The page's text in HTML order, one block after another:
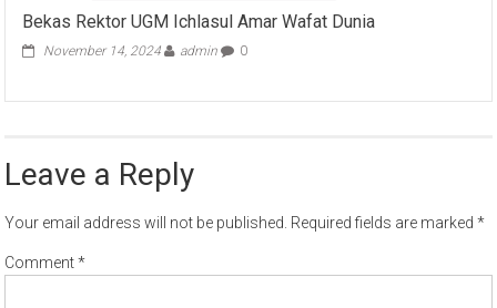
Bekas Rektor UGM Ichlasul Amar Wafat Dunia
November 14, 2024 admin 0
Leave a Reply
Your email address will not be published. Required fields are marked*
Comment*